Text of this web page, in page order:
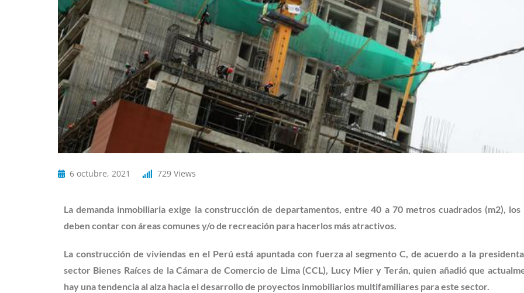
6 octubre, 2021 729 Views
La demanda inmobiliaria exige la construcción de departamentos, entre 40 a 70 metros cuadrados (m2), los
deben contar con áreas comunes y/o de recreación para hacerlos más atractivos.
La construcción de viviendas en el Perú está apuntada con fuerza al segmento C, de acuerdo a la
sector Bienes Raíces de la Cámara de Comercio de Lima (CCL), Lucy Mier y Terán, quien añadió que
hay una tendencia al alza hacia el desarrollo de proyectos inmobiliarios multifamiliares para este sector.